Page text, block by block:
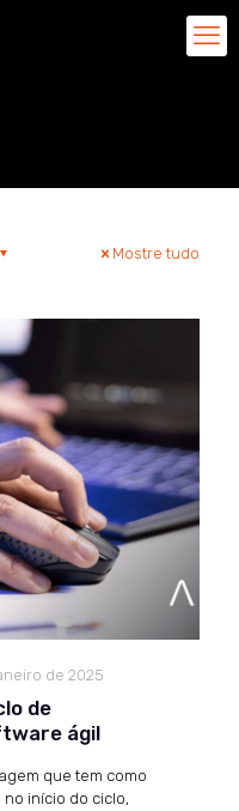
Mostre tudo
de 2025
de
ágil
que tem como
início do ciclo,